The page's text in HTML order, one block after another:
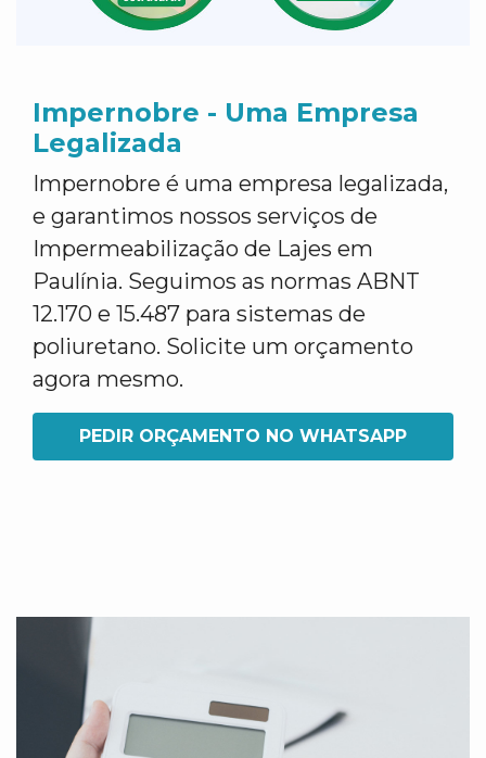
Impernobre - Uma Empresa
Legalizada
Impernobre é uma empresa legalizada,
e garantimos nossos serviços de
Impermeabilização de Lajes em
Paulínia. Seguimos as normas ABNT
12.170 e 15.487 para sistemas de
poliuretano. Solicite um orçamento
agora mesmo.
PEDIR ORÇAMENTO NO WHATSAPP